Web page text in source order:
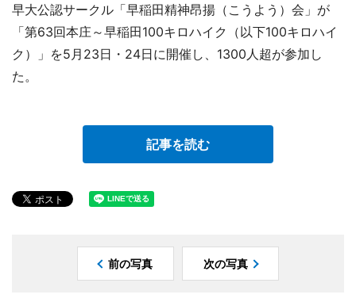
早大公認サークル「早稲田精神昂揚（こうよう）会」が
「第63回本庄～早稲田100キロハイク（以下100キロハイ
ク）」を5月23日・24日に開催し、1300人超が参加し
た。
記事を読む
前の写真 次の写真